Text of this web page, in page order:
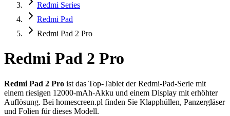
Redmi Series
Redmi Pad
Redmi Pad 2 Pro
Redmi Pad 2 Pro
Redmi Pad 2 Pro ist das Top-Tablet der Redmi-Pad-Serie mit
einem riesigen 12000-mAh-Akku und einem Display mit erhöhter
Auflösung. Bei homescreen.pl finden Sie Klapphüllen, Panzergläser
und Folien für dieses Modell.